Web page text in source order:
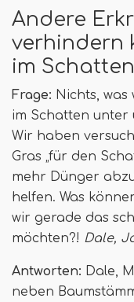
Andere
verhindern
im
Frage: Nichts, was
im Schatten unter
Wir haben
Gras „für den
mehr Dünger
helfen. Was
wir gerade das
möchten?! Dale,
Antworten: Dale,
neben